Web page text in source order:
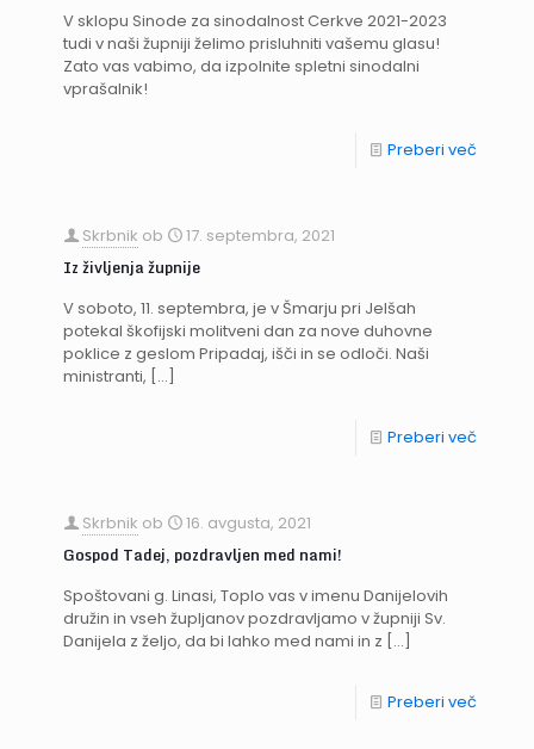
V sklopu Sinode za sinodalnost Cerkve 2021-2023
tudi v naši župniji želimo prisluhniti vašemu glasu!
Zato vas vabimo, da izpolnite spletni sinodalni
vprašalnik!
Preberi več
Skrbnik ob 17. septembra, 2021
Iz življenja župnije
V soboto, 11. septembra, je v Šmarju pri Jelšah
potekal škofijski molitveni dan za nove duhovne
poklice z geslom Pripadaj, išči in se odloči. Naši
ministranti, […]
Preberi več
Skrbnik ob 16. avgusta, 2021
Gospod Tadej, pozdravljen med nami!
Spoštovani g. Linasi, Toplo vas v imenu Danijelovih
družin in vseh župljanov pozdravljamo v župniji Sv.
Danijela z željo, da bi lahko med nami in z […]
Preberi več